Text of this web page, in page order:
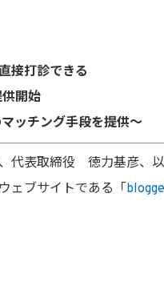
接打診できる
開始
ッチング手段を提供～
代表取締役 徳力基彦、
ェブサイトである「